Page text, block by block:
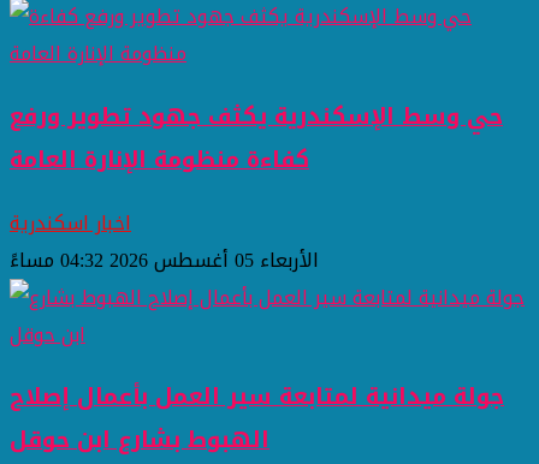
حي وسط الإسكندرية يكثف جهود تطوير ورفع
كفاءة منظومة الإنارة العامة
اخبار اسكندرية
الأربعاء 05 أغسطس 2026 04:32 مساءً
جولة ميدانية لمتابعة سير العمل بأعمال إصلاح
الهبوط بشارع ابن حوقل